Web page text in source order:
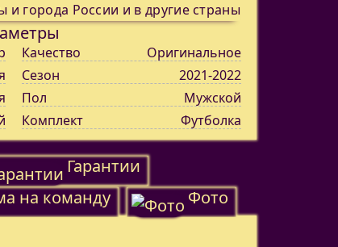
и города России и в другие страны
Качество
Оригинальное
Сезон
2021-2022
Пол
Мужской
Комплект Футболка
Гарантии
на команду Фото